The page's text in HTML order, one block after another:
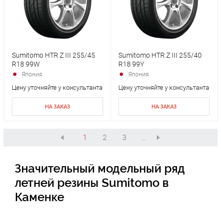
Sumitomo HTR Z III 255/45
R18 99W
Япония
Цену уточняйте у консультанта
НА ЗАКАЗ
Sumitomo HTR Z III 255/40
R18 99Y
Япония
Цену уточняйте у консультанта
НА ЗАКАЗ
1 2 3 ...
Значительный модельный ряд
летней резины Sumitomo в
Каменке